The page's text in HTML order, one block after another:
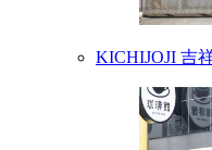
KICHIJOJI 吉